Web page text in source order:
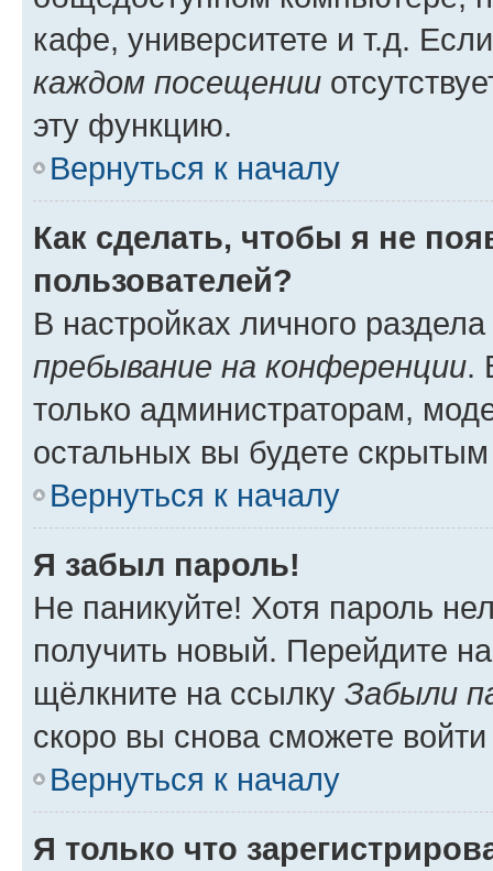
кафе, университете и т.д.
каждом посещении
эту функцию.
Вернуться к началу
Как сделать, чтобы я не
пользователей?
В настройках личного
пребывание на конференции.
только администраторам,
остальных вы будете
Вернуться к началу
Я забыл пароль!
Не паникуйте! Хотя пароль
получить новый. Перейдите
щёлкните на ссылку Забыли
скоро вы снова сможете
Вернуться к началу
Я только что